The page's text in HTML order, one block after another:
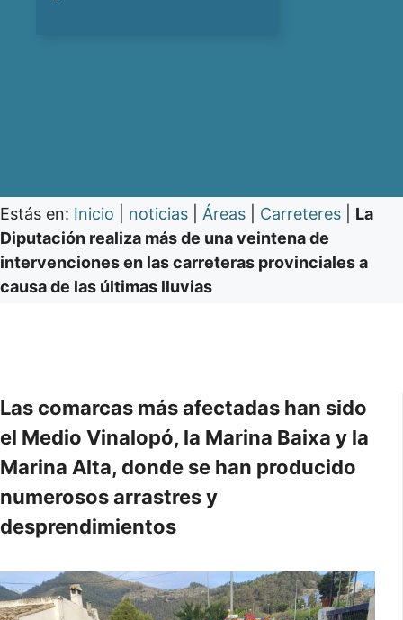
Estás en: Inicio noticias Áreas Carreteres
La
Diputación realiza más de una veintena de
intervenciones en las carreteras provinciales a
causa de las últimas lluvias
Las comarcas más afectadas han sido
el Medio Vinalopó, la Marina Baixa y la
Marina Alta, donde se han producido
numerosos arrastres y
desprendimientos